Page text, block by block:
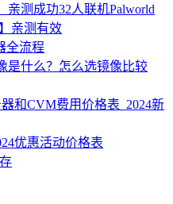
测成功32人联机Palworld
亲测有效
全流程
是什么？怎么选镜像比较
和CVM费用价格表_2024新
优惠活动价格表